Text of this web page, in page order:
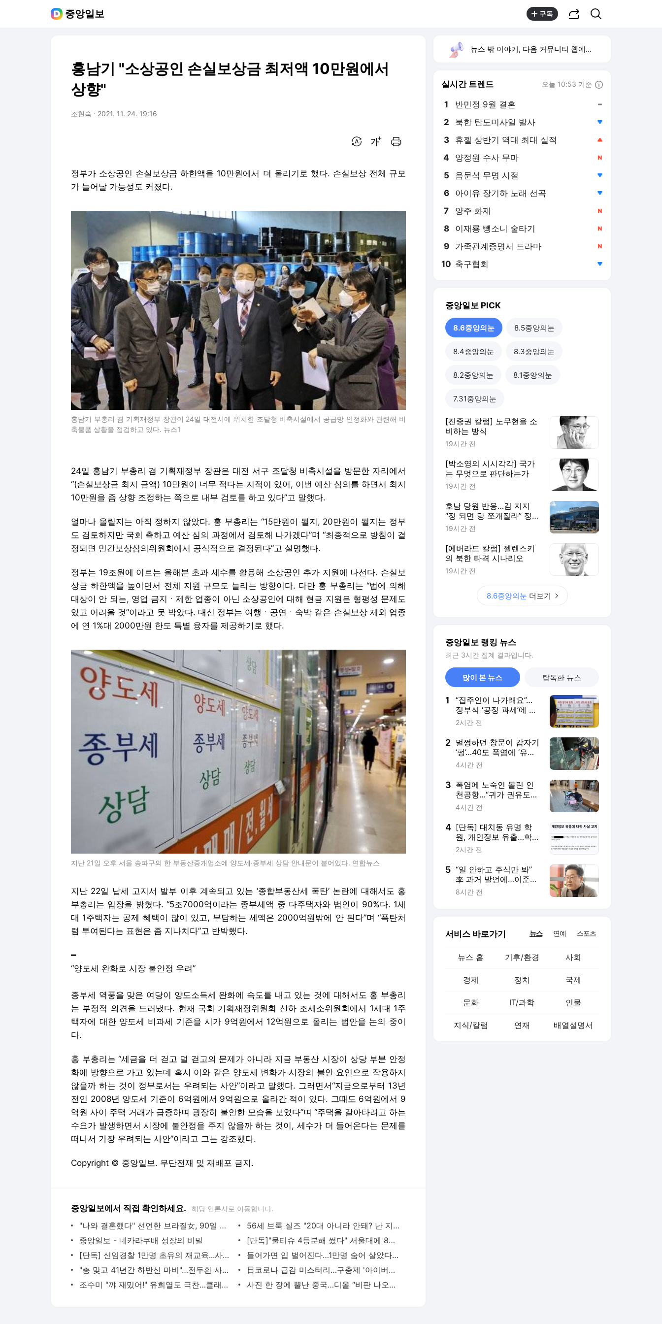
중앙일보 구독
홍남기 "소상공인 손실보상금 최저액 10만원에서
상향"
조현숙 2021. 11. 24. 19:16
정부가 소상공인 손실보상금 하한액을 10만원에서 더 올리기로 했다. 손실보상 전체 규모
가 늘어날 가능성도 커졌다.
홍남기 부총리 겸 기획재정부 장관이 24일 대전시에 위치한 조달청 비축시설에서 공급망 안정화와 관련해 비
축물품 상황을 점검하고 있다. 뉴스1
24일 홍남기 부총리 겸 기획재정부 장관은 대전 서구 조달청 비축시설을 방문한 자리에서
“(손실보상금 최저 금액) 10만원이 너무 적다는 지적이 있어, 이번 예산 심의를 하면서 최저
10만원을 좀 상향 조정하는 쪽으로 내부 검토를 하고 있다”고 말했다.
얼마나 올릴지는 아직 정하지 않았다. 홍 부총리는 “15만원이 될지, 20만원이 될지는 정부
도 검토하지만 국회 측하고 예산 심의 과정에서 검토해 나가겠다”며 “최종적으로 방침이 결
정되면 민간보상심의위원회에서 공식적으로 결정된다”고 설명했다.
정부는 19조원에 이르는 올해분 초과 세수를 활용해 소상공인 추가 지원에 나선다. 손실보
상금 하한액을 높이면서 전체 지원 규모도 늘리는 방향이다. 다만 홍 부총리는 “법에 의해
대상이 안 되는, 영업 금지ㆍ제한 업종이 아닌 소상공인에 대해 현금 지원은 형평성 문제도
있고 어려울 것”이라고 못 박았다. 대신 정부는 여행ㆍ공연ㆍ숙박 같은 손실보상 제외 업종
에 연 1%대 2000만원 한도 특별 융자를 제공하기로 했다.
지난 21일 오후 서울 송파구의 한 부동산중개업소에 양도세·종부세 상담 안내문이 붙어있다. 연합뉴스
지난 22일 납세 고지서 발부 이후 계속되고 있는 ‘종합부동산세 폭탄’ 논란에 대해서도 홍
부총리는 입장을 밝혔다. “5조7000억이라는 종부세액 중 다주택자와 법인이 90%다. 1세
대 1주택자는 공제 혜택이 많이 있고, 부담하는 세액은 2000억원밖에 안 된다”며 “폭탄처
럼 투여된다는 표현은 좀 지나치다”고 반박했다.
━
“양도세 완화로 시장 불안정 우려”
종부세 역풍을 맞은 여당이 양도소득세 완화에 속도를 내고 있는 것에 대해서도 홍 부총리
는 부정적 의견을 드러냈다. 현재 국회 기획재정위원회 산하 조세소위원회에서 1세대 1주
택자에 대한 양도세 비과세 기준을 시가 9억원에서 12억원으로 올리는 법안을 논의 중이
다.
홍 부총리는 “세금을 더 걷고 덜 걷고의 문제가 아니라 지금 부동산 시장이 상당 부분 안정
화에 방향으로 가고 있는데 혹시 이와 같은 양도세 변화가 시장의 불안 요인으로 작용하지
않을까 하는 것이 정부로서는 우려되는 사안”이라고 말했다. 그러면서“지금으로부터 13년
전인 2008년 양도세 기준이 6억원에서 9억원으로 올라간 적이 있다. 그때도 6억원에서 9
억원 사이 주택 거래가 급증하며 굉장히 불안한 모습을 보였다”며 “주택을 갈아타려고 하는
수요가 발생하면서 시장에 불안정을 주지 않을까 하는 것이, 세수가 더 들어온다는 문제를
떠나서 가장 우려되는 사안”이라고 그는 강조했다.
Copyright © 중앙일보. 무단전재 및 재배포 금지.
중앙일보에서 직접 확인하세요. 해당 언론사로 이동합니다.
"나와 결혼했다" 선언한 브라질女, 90일 만에 돌연 "이혼" 왜
56세 브룩 실즈 "20대 아니라 안돼? 난 지금이 더 섹시"
중앙일보 - 네카라쿠배 성장의 비밀
[단독]"물티슈 4등분해 썼다" 서울대에 8억 유증한 90세 할머니
[단독] 신임경찰 1만명 초유의 재교육...사격·체포술 다시 배운다
들어가면 입 벌어진다…1만명 숨어 살았다는 지하 55m 도시
"총 맞고 41년간 하반신 마비"…전두환 사망일에 주검 된 형
日코로나 급감 미스터리…구충제 '아이버맥틴' 덕분이라고?
조수미 "꺄 재밌어!" 유희열도 극찬…클래식 '스우파' 대니 구
사진 한 장에 뿔난 중국…디올 “비판 나오자마자 삭제” 사과
뉴스 밖 이야기, 다음 커뮤니티 웹에서 보기
실시간 트렌드 오늘 10:53 기준
1 반민정 9월 결혼
2 북한 탄도미사일 발사
3 휴젤 상반기 역대 최대 실적
4 양정원 수사 무마
5 음문석 무명 시절
6 아이유 장기하 노래 선곡
7 양주 화재
8 이재룡 뺑소니 술타기
9 가족관계증명서 드라마
10 축구협회
중앙일보 PICK
8.6중앙의눈 8.5중앙의눈
8.4중앙의눈 8.3중앙의눈
8.2중앙의눈 8.1중앙의눈
7.31중앙의눈
[진중권 칼럼] 노무현을 소
비하는 방식
19시간 전
[박소영의 시시각각] 국가
는 무엇으로 판단하는가
19시간 전
호남 당원 반응…김 지지
“정 되면 당 쪼개질라” 정
지지 “과반으로 끝낼 것”
19시간 전
[에버라드 칼럼] 젤렌스키
의 북한 타격 시나리오
19시간 전
8.6중앙의눈 더보기
중앙일보 랭킹 뉴스
최근 3시간 집계 결과입니다.
많이 본 뉴스 탐독한 뉴스
1
“집주인이 나가래요”…
정부식 ‘공정 과세’에 불
안해진 세입자들
2시간 전
2 멀쩡하던 창문이 갑자기
‘펑’…40도 폭염에 ‘유리
폭탄’ 터진다
4시간 전
3 폭염에 노숙인 몰린 인
천공항…“귀가 권유도
안 통한다” 왜
4시간 전
4 [단독] 대치동 유명 학
원, 개인정보 유출…학부
모들 “레테만 봤는데 주
2시간 전
5 “일 안하고 주식만 봐”
李 과거 발언에…이준석
“국민들 요즘 상태”
8시간 전
서비스 바로가기 뉴스 연예 스포츠
뉴스 홈 기후/환경 사회
경제 정치 국제
문화 IT/과학 인물
지식/칼럼 연재 배열설명서